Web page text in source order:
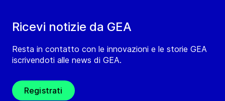
Ricevi notizie da GEA
Resta in contatto con le innovazioni e le storie GEA
iscrivendoti alle news di GEA.
Registrati